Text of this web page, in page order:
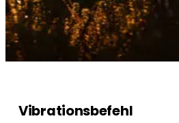
Vibrationsbefehl